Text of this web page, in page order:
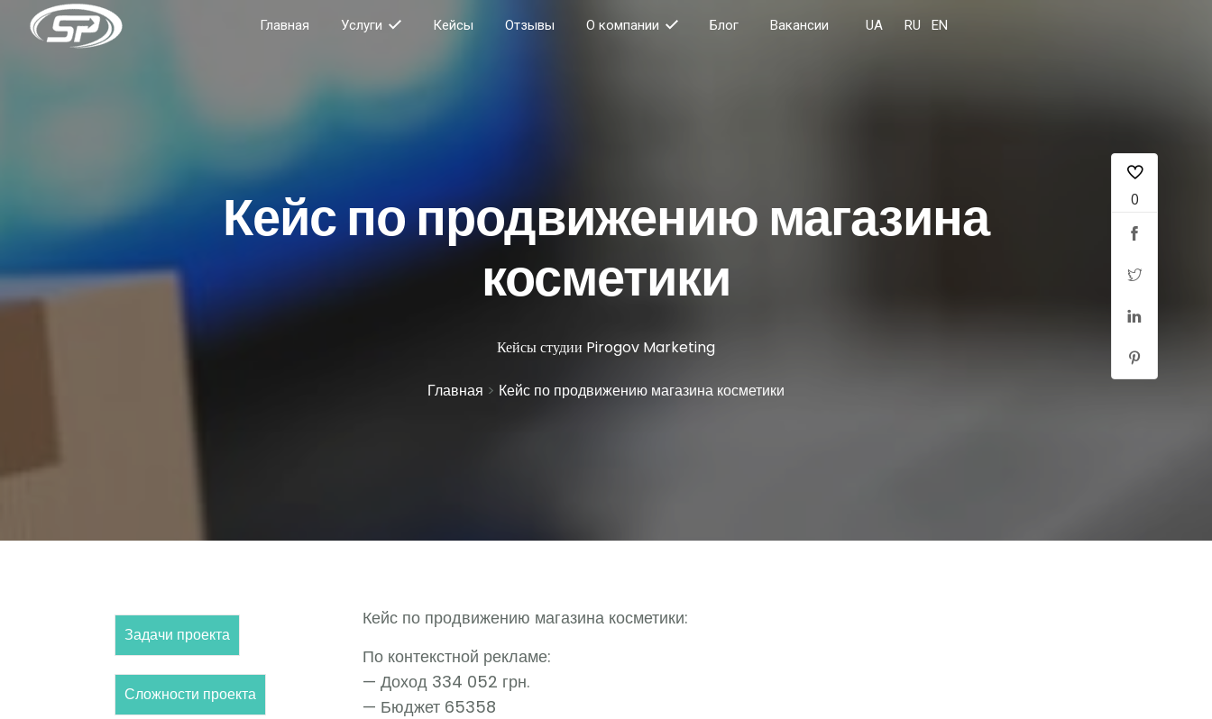
Главная Услуги Кейсы Отзывы О компании Блог Вакансии
Кейс по продвижению магазина
косметики
Кейсы студии Pirogov Marketing
Главная > Кейс по продвижению магазина косметики
Задачи проекта
Сложности проекта
Кейс по продвижению магазина косметики:
По контекстной рекламе:
— Доход 334 052 грн.
— Бюджет 65358
0